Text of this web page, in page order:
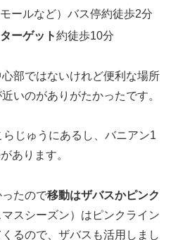
モールなど）バス停約徒歩2分
ーゲット約徒歩10分
部ではないけれど便利な場所
いのがありがたかったです。
じゅうにあるし、バニアン1
あります。
たので移動はザバスかピンク
スシーズン）はピンクライン
るので、ザバスも活用しまし